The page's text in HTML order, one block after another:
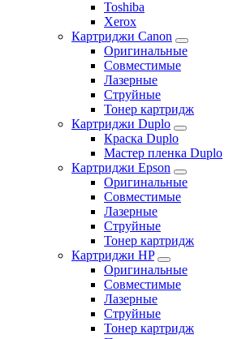
Toshiba
Xerox
Картриджи Canon
Оригинальные
Совместимые
Лазерные
Струйные
Тонер картридж
Картриджи Duplo
Краска Duplo
Мастер пленка Duplo
Картриджи Epson
Оригинальные
Совместимые
Лазерные
Струйные
Тонер картридж
Картриджи HP
Оригинальные
Совместимые
Лазерные
Струйные
Тонер картридж